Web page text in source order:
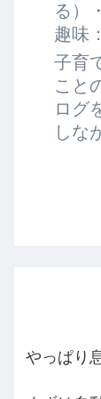
る）
趣味
子育
こと
ログ
しな
やっぱり